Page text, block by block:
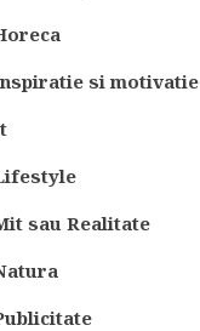
si motivatie
sau Realitate